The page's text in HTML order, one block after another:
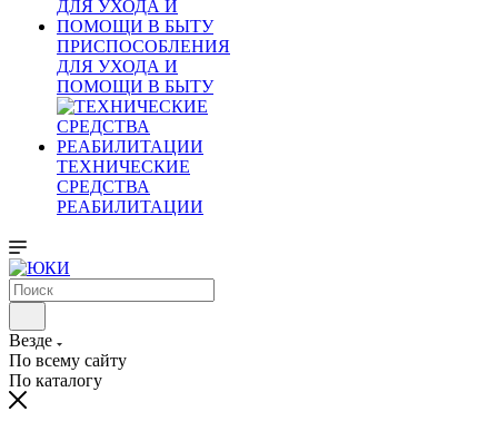
ПРИСПОСОБЛЕНИЯ
ДЛЯ УХОДА И
ПОМОЩИ В БЫТУ
ТЕХНИЧЕСКИЕ
СРЕДСТВА
РЕАБИЛИТАЦИИ
Везде
По всему сайту
По каталогу